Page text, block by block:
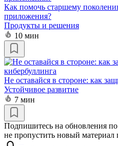
Как помочь старшему
приложения?
Продукты и решения
10 мин
Не оставайся в стороне: как
Устойчивое развитие
7 мин
Подпишитесь на обновления по
не пропустить новый материал